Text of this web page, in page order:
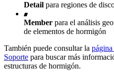
Detail para regiones de
Member para el análisis
de elementos de hormigón
También puede consultar la
Soporte para buscar más
estructuras de hormigón.